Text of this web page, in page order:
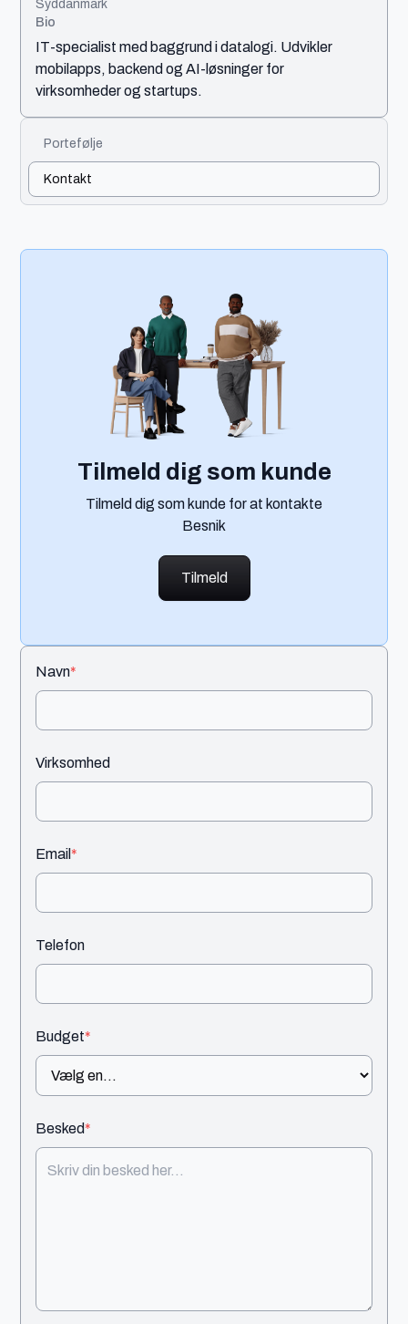
Bio
IT-specialist med baggrund i datalogi. Udvikler
mobilapps, backend og AI-løsninger for
virksomheder og startups.
Portefølje
Kontakt
Tilmeld dig som kunde
Tilmeld dig som kunde for at kontakte
Besnik
Tilmeld
Navn*
Virksomhed
Email*
Telefon
Budget*
Besked*